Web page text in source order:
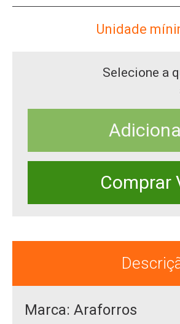
Unidade
Selecione a
Comprar
Marca: Araforros